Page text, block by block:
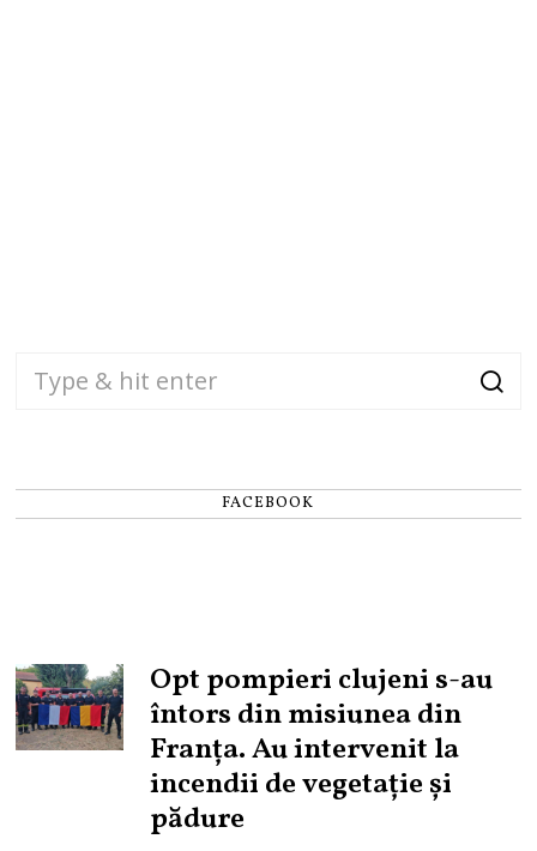
FACEBOOK
Opt pompieri clujeni s-au
întors din misiunea din
Franța. Au intervenit la
incendii de vegetație și
pădure